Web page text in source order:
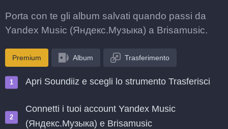
Porta con te gli album salvati quando passi da
Yandex Music (Яндекс.Музыка) a Brisamusic.
Premium Album Trasferimento
Apri Soundiiz e scegli lo strumento Trasferisci
Connetti i tuoi account Yandex Music
(Яндекс.Музыка) e Brisamusic